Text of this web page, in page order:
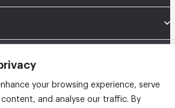
your browsing experience, serve
and analyse our traffic. By
10240